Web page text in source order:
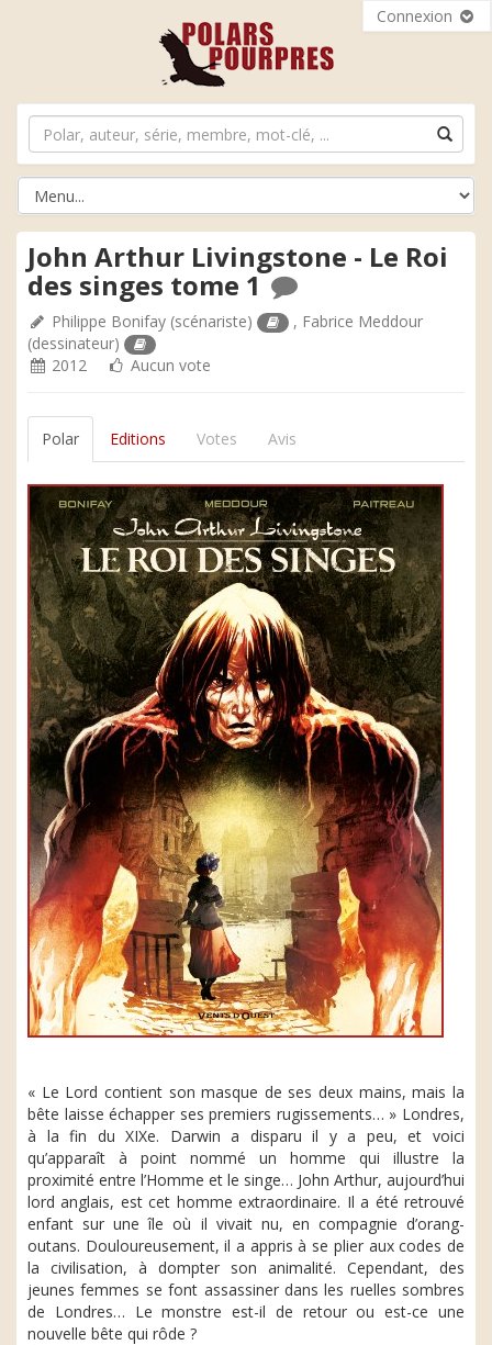
Connexion
John Arthur Livingstone - Le Roi
des singes tome 1
Philippe Bonifay (scénariste) , Fabrice Meddour
(dessinateur)
2012
Aucun vote
Polar Editions Votes Avis
« Le Lord contient son masque de ses deux mains, mais la
bête laisse échapper ses premiers rugissements… » Londres,
à la fin du XIXe. Darwin a disparu il y a peu, et voici
qu’apparaît à point nommé un homme qui illustre la
proximité entre l’Homme et le singe… John Arthur, aujourd’hui
lord anglais, est cet homme extraordinaire. Il a été retrouvé
enfant sur une île où il vivait nu, en compagnie d’orang-
outans. Douloureusement, il a appris à se plier aux codes de
la civilisation, à dompter son animalité. Cependant, des
jeunes femmes se font assassiner dans les ruelles sombres
de Londres… Le monstre est-il de retour ou est-ce une
nouvelle bête qui rôde ?